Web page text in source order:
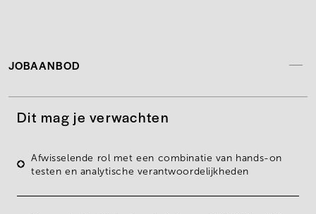
JOBAANBOD
Dit mag je verwachten
Afwisselende rol met een combinatie van hands-on
testen en analytische verantwoordelijkheden